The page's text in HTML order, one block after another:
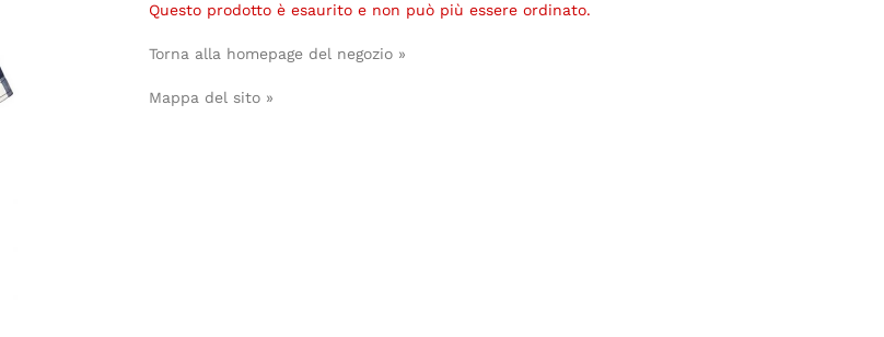
Questo prodotto è esaurito e non può più essere ordinato.
Torna alla homepage del negozio »
Mappa del sito »